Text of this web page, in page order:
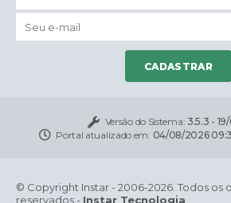
CADASTRAR
Versão do Sistema: 3.5.3 -
Portal atualizado em: 04/08/2026
© Copyright Instar - 2006-2026. Todos os
reservados - Instar Tecnologia